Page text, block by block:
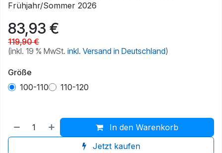
Frühjahr/Sommer 2026
83,93 €
119,90€
(inkl. 19 % MwSt. inkl. Versand in Deutschland)
Größe
100-110
110-120
In den Warenkorb
Jetzt kaufen